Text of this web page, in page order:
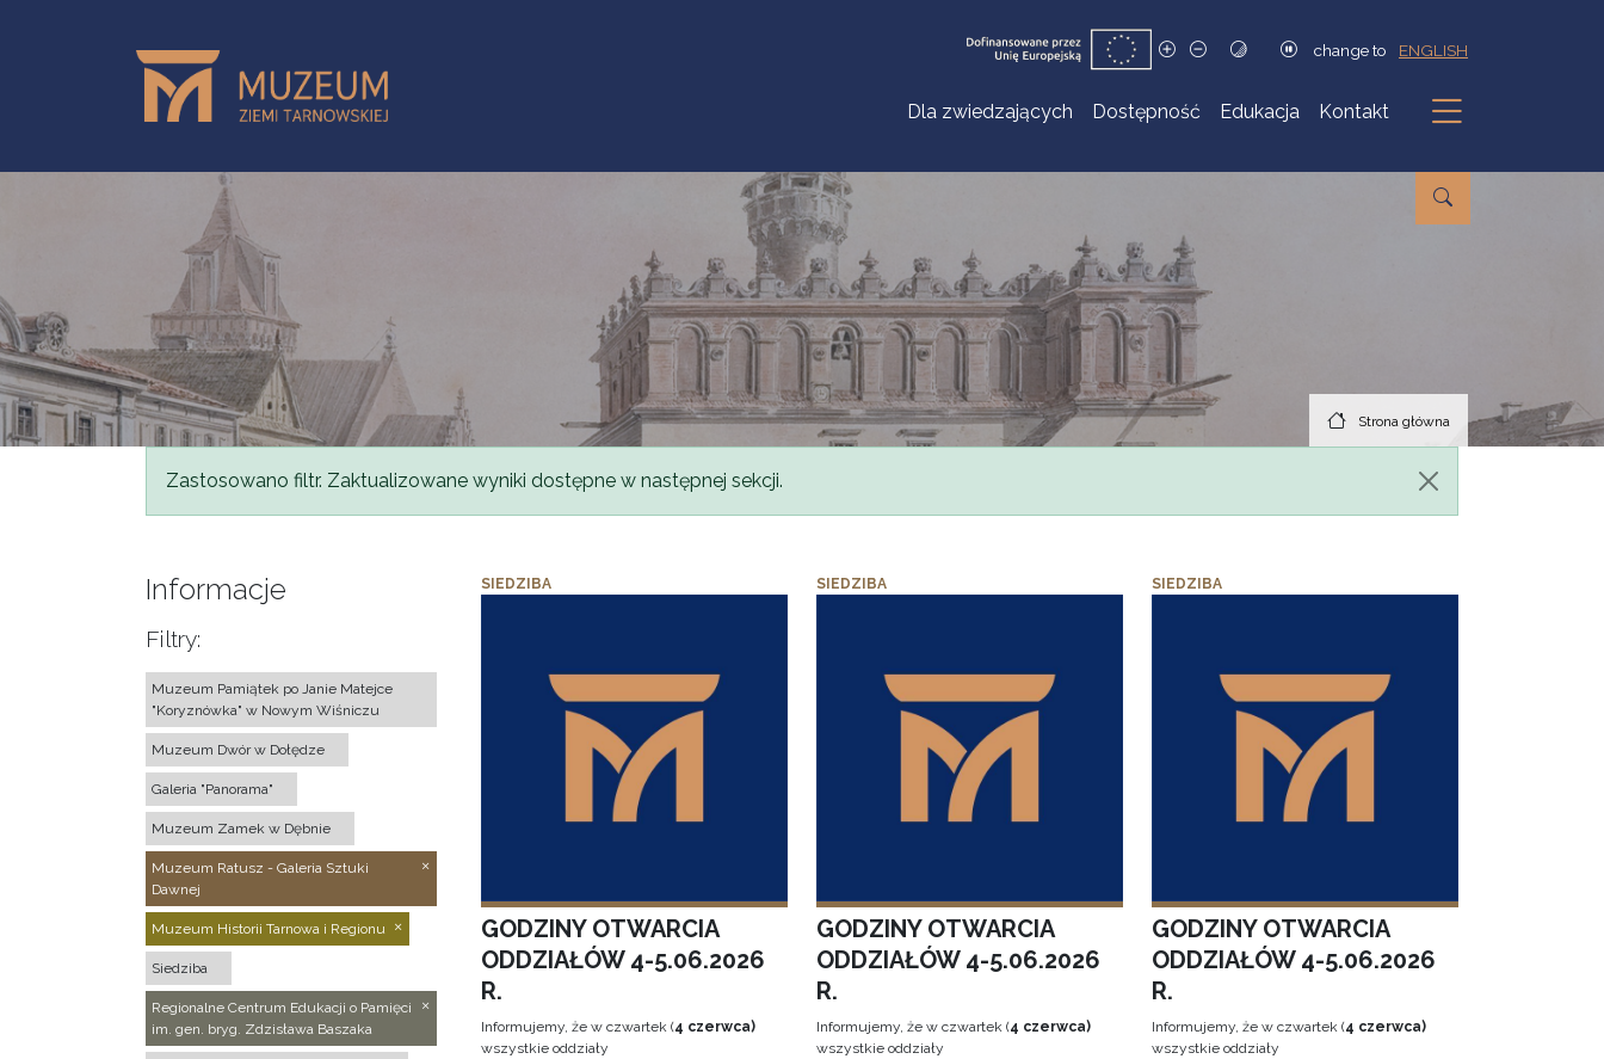
change to ENGLISH
Dla zwiedzających Dostępność Edukacja Kontakt
Podmenu
Strona główna
Komunikat
Zastosowano filtr. Zaktualizowane wyniki dostępne w następnej sekcji.
Informacje
Filtry:
Muzeum Pamiątek po Janie Matejce
"Koryznówka" w Nowym Wiśniczu
Muzeum Dwór w Dołędze
Galeria "Panorama"
Muzeum Zamek w Dębnie
Muzeum Ratusz - Galeria Sztuki
Dawnej
Muzeum Historii Tarnowa i Regionu
Siedziba
Regionalne Centrum Edukacji o Pamięci
im. gen. bryg. Zdzisława Baszaka
SIEDZIBA
GODZINY OTWARCIA
ODDZIAŁÓW 4-5.06.2026
R.
Informujemy, że w czwartek (4 czerwca)
wszystkie oddziały
SIEDZIBA
GODZINY OTWARCIA
ODDZIAŁÓW 4-5.06.2026
R.
Informujemy, że w czwartek (4 czerwca)
wszystkie oddziały
SIEDZIBA
GODZINY OTWARCIA
ODDZIAŁÓW 4-5.06.2026
R.
Informujemy, że w czwartek (4 czerwca)
wszystkie oddziały